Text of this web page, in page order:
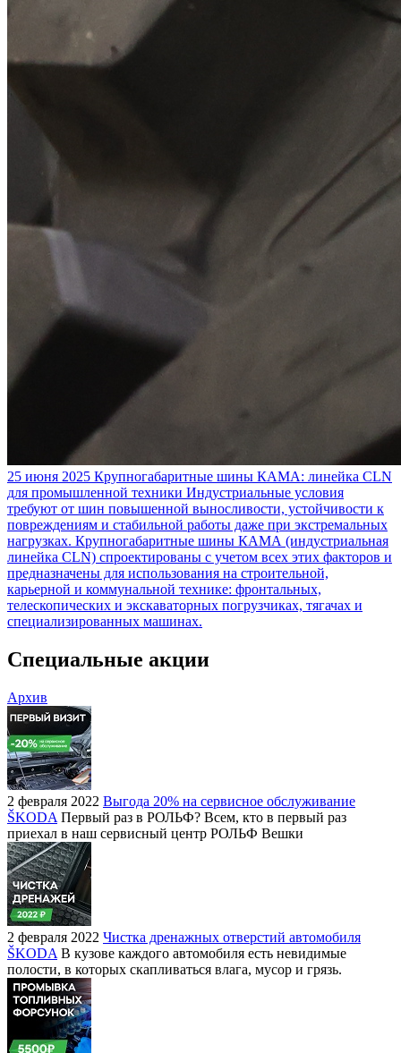
25 июня 2025 Крупногабаритные шины КАМА: линейка CLN
для промышленной техники Индустриальные условия
требуют от шин повышенной выносливости, устойчивости к
повреждениям и стабильной работы даже при экстремальных
нагрузках. Крупногабаритные шины КАМА (индустриальная
линейка CLN) спроектированы с учетом всех этих факторов и
предназначены для использования на строительной,
карьерной и коммунальной технике: фронтальных,
телескопических и экскаваторных погрузчиках, тягачах и
специализированных машинах.
Специальные акции
Архив
2 февраля 2022 Выгода 20% на сервисное обслуживание
ŠKODA Первый раз в РОЛЬФ? Всем, кто в первый раз
приехал в наш сервисный центр РОЛЬФ Вешки
2 февраля 2022 Чистка дренажных отверстий автомобиля
ŠKODA В кузове каждого автомобиля есть невидимые
полости, в которых скапливаться влага, мусор и грязь.